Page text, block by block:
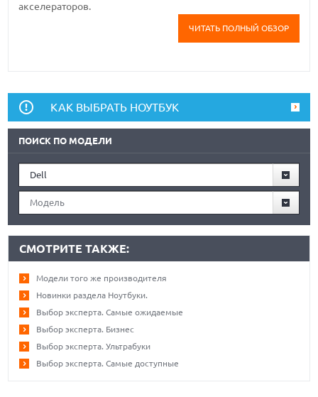
акселераторов.
ЧИТАТЬ ПОЛНЫЙ ОБЗОР
КАК ВЫБРАТЬ НОУТБУК
ПОИСК ПО МОДЕЛИ
Dell
Модель
СМОТРИТЕ ТАКЖЕ:
Модели того же производителя
Новинки раздела Ноутбуки.
Выбор эксперта. Самые ожидаемые
Выбор эксперта. Бизнес
Выбор эксперта. Ультрабуки
Выбор эксперта. Самые доступные